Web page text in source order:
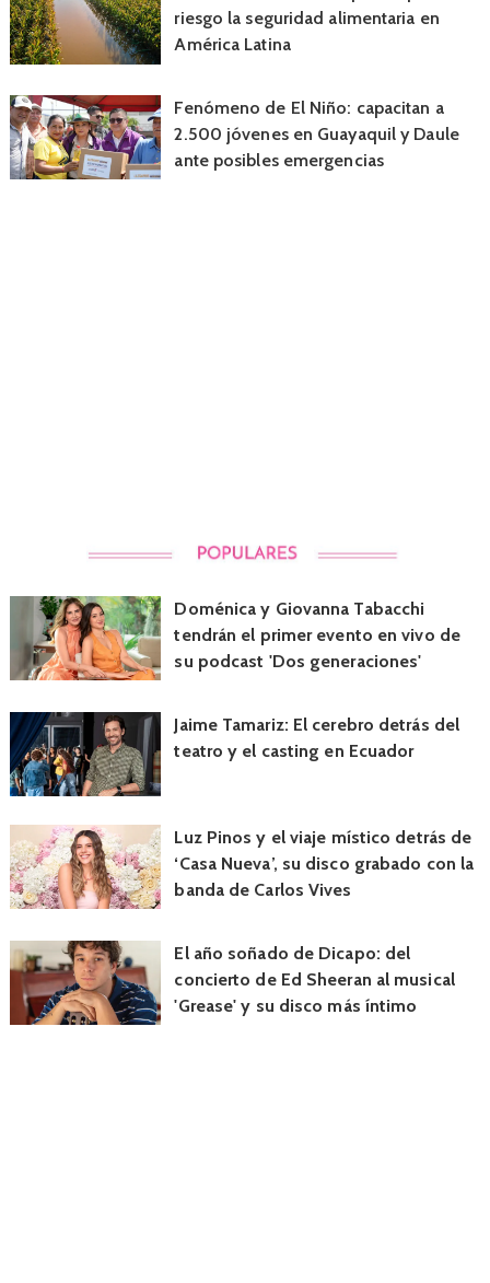
riesgo la seguridad alimentaria en
América Latina
Fenómeno de El Niño: capacitan a
2.500 jóvenes en Guayaquil y Daule
ante posibles emergencias
Doménica y Giovanna Tabacchi
tendrán el primer evento en vivo de
su podcast 'Dos generaciones'
Jaime Tamariz: El cerebro detrás del
teatro y el casting en Ecuador
Luz Pinos y el viaje místico detrás de
‘Casa Nueva’, su disco grabado con la
banda de Carlos Vives
El año soñado de Dicapo: del
concierto de Ed Sheeran al musical
'Grease' y su disco más íntimo